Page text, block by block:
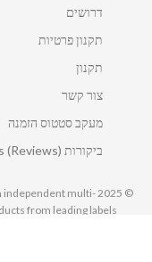
דרושים
תקנון פרטיות
תקנון
צור קשר
מעקב סטטוס הזמנה
ביקורות MallShoes (Reviews)
independent multi-
from leading labels.